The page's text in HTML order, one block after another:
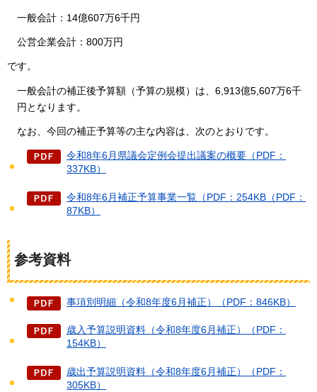
一般会計：14億607万6千円
公営企業会計：800万円
です。
一般会計の補正後予算額（予算の規模）は、6,913億5,607万6千
円となります。
なお、今回の補正予算等の主な内容は、次のとおりです。
令和8年6月県議会定例会提出議案の概要（PDF：
337KB）
令和8年6月補正予算事業一覧（PDF：254KB（PDF：
87KB）
参考資料
事項別明細（令和8年度6月補正）（PDF：846KB）
歳入予算説明資料（令和8年度6月補正）（PDF：
154KB）
歳出予算説明資料（令和8年度6月補正）（PDF：
305KB）